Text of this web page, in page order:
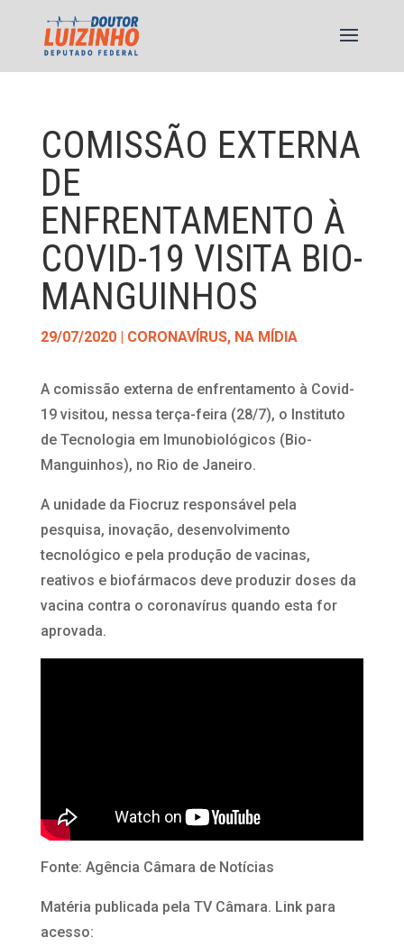
COMISSÃO EXTERNA
DE
ENFRENTAMENTO À
COVID-19 VISITA BIO-
MANGUINHOS
29/07/2020| CORONAVÍRUS, NA MÍDIA
A comissão externa de enfrentamento à Covid-
19 visitou, nessa terça-feira (28/7), o Instituto
de Tecnologia em Imunobiológicos (Bio-
Manguinhos), no Rio de Janeiro.
A unidade da Fiocruz responsável pela
pesquisa, inovação, desenvolvimento
tecnológico e pela produção de vacinas,
reativos e biofármacos deve produzir doses da
vacina contra o coronavírus quando esta for
aprovada.
Fonte: Agência Câmara de Notícias
Matéria publicada pela TV Câmara. Link para
acesso: